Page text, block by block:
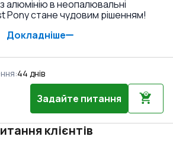
з алюмінію в неопалювальні
Pony стане чудовим рішенням!
Докладніше
:44 днів
Задайте питання
клієнтів